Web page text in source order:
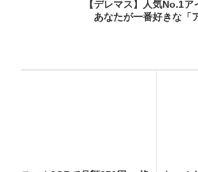
【デレマス】人気No.1ア
あなたが一番好きな「